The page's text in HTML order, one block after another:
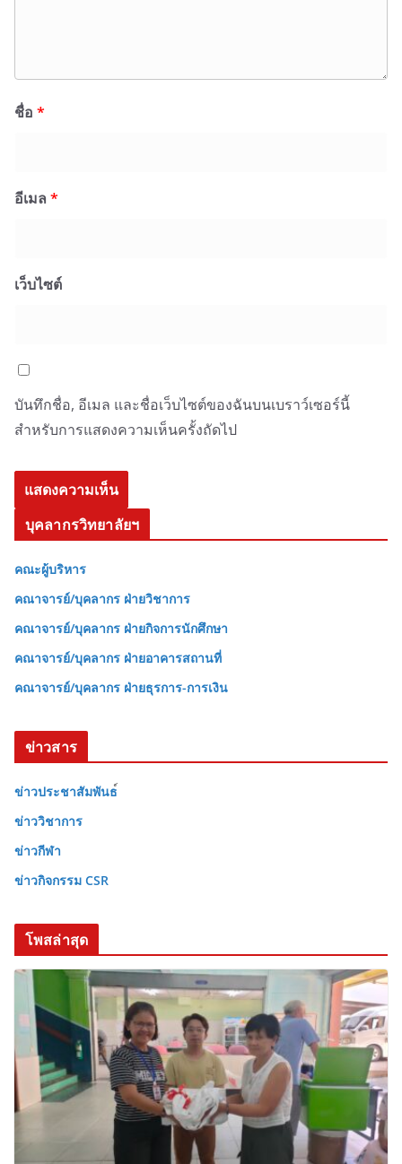
ชื่อ *
อีเมล *
เว็บไซต์
บันทึกชื่อ, อีเมล และชื่อเว็บไซต์ของฉันบนเบราว์เซอร์นี้
สำหรับการแสดงความเห็นครั้งถัดไป
บุคลากรวิทยาลัยฯ
คณะผู้บริหาร
คณาจารย์/บุคลากร ฝ่ายวิชาการ
คณาจารย์/บุคลากร ฝ่ายกิจการนักศึกษา
คณาจารย์/บุคลากร ฝ่ายอาคารสถานที่
คณาจารย์/บุคลากร ฝ่ายธุรการ-การเงิน
ข่าวสาร
ข่าวประชาสัมพันธ
ข่าววิชาการ
ข่าวกีฬา
ข่าวกิจกรรม CSR
โพสล่าสุด